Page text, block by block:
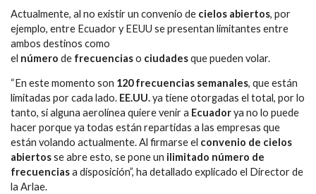
Actualmente, al no existir un convenio de cielos abiertos, por
ejemplo, entre Ecuador y EEUU se presentan limitantes entre
ambos destinos como
el número de frecuenciaso ciudadesque pueden volar.
“En este momento son 120 frecuencias semanales, que están
limitadas por cada lado. EE.UU.ya tiene otorgadas el total, por lo
tanto, si alguna aerolínea quiere venir a Ecuadorya no lo puede
hacer porque ya todas están repartidas a las empresas que
están volando actualmente. Al firmarse el convenio de cielos
abiertosse abre esto, se pone un ilimitado número de
frecuenciasa disposición”, ha detallado explicado el Director de
la Arlae.